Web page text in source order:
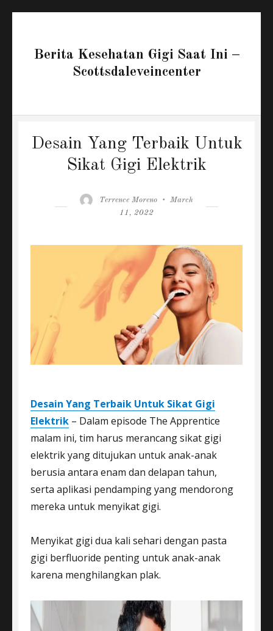
Berita Kesehatan Gigi Saat Ini –
Scottsdaleveincenter
Desain Yang Terbaik Untuk
Sikat Gigi Elektrik
Author
Terrence Moreno
Posted
March
11, 2022
Desain Yang Terbaik Untuk Sikat Gigi
Elektrik – Dalam episode The Apprentice
malam ini, tim harus merancang sikat gigi
elektrik yang ditujukan untuk anak-anak
berusia antara enam dan delapan tahun,
serta aplikasi pendamping yang mendorong
mereka untuk menyikat gigi.
Menyikat gigi dua kali sehari dengan pasta
gigi berfluoride penting untuk anak-anak
karena menghilangkan plak.